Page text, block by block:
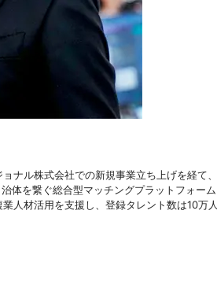
ナル株式会社での新規事業立ち上げを経て、
体を繋ぐ総合型マッチングプラットフォーム
人材活用を支援し、登録タレント数は10万人